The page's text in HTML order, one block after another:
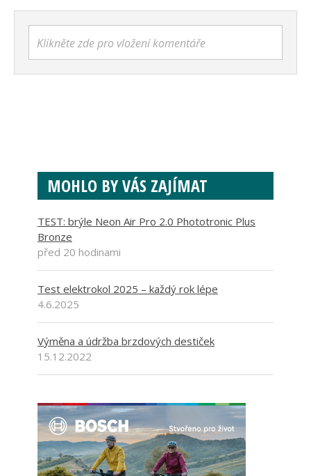
Klikněte zde pro vložení komentáře
MOHLO BY VÁS ZAJÍMAT
TEST: brýle Neon Air Pro 2.0 Phototronic Plus
Bronze
před 20 hodinami
Test elektrokol 2025 – každý rok lépe
4.6.2025
Výměna a údržba brzdových destiček
15.12.2022